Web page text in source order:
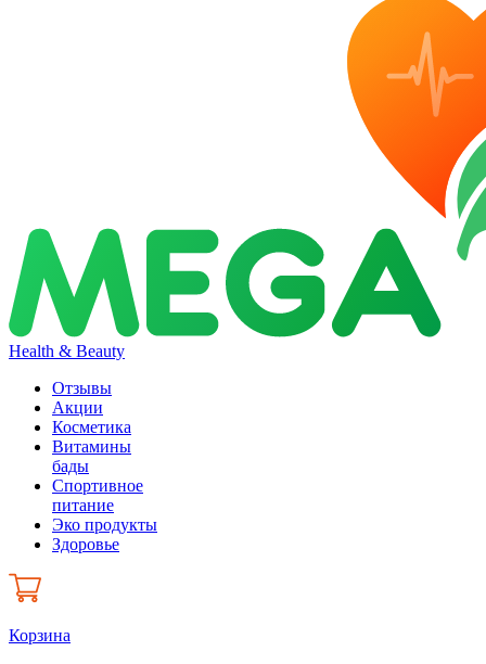
Health & Beauty
Отзывы
Акции
Косметика
Витамины
бады
Спортивное
питание
Эко продукты
Здоровье
Корзина